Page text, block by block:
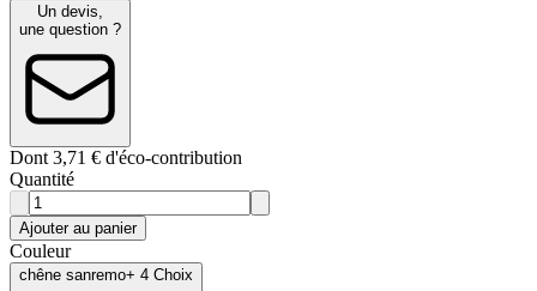
Un devis,
une question ?
Dont 3,71 € d'éco-contribution
Quantité
Ajouter au panier
Couleur
chêne sanremo+ 4 Choix